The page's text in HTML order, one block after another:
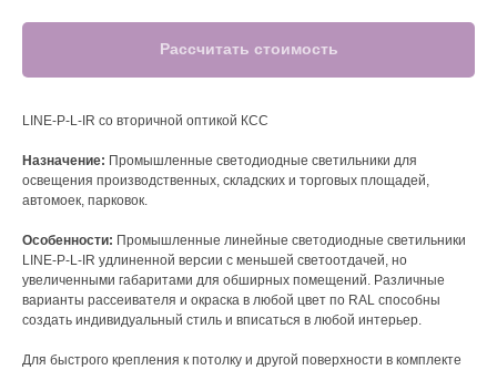
Рассчитать стоимость
LINE-P-L-IR cо вторичной оптикой КСС
Назначение: Промышленные светодиодные светильники для
освещения производственных, складских и торговых площадей,
автомоек, парковок.
Особенности: Промышленные линейные светодиодные светильники
LINE-P-L-IR удлиненной версии с меньшей светоотдачей, но
увеличенными габаритами для обширных помещений. Различные
варианты рассеивателя и окраска в любой цвет по RAL способны
создать индивидуальный стиль и вписаться в любой интерьер.
Для быстрого крепления к потолку и другой поверхности в комплекте